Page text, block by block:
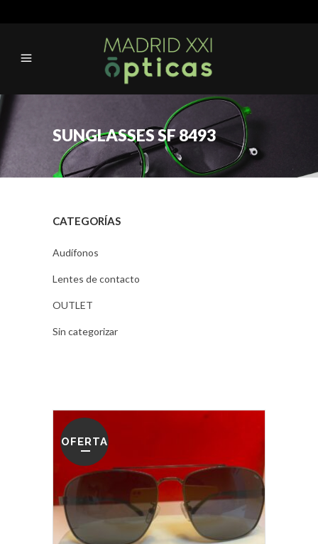
SUNGLASSES SF 8493
CATEGORÍAS
Audífonos
Lentes de contacto
OUTLET
Sin categorizar
OFERTA